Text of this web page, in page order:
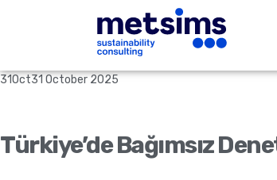
31Oct31 October 2025
Türkiye’de Bağımsız